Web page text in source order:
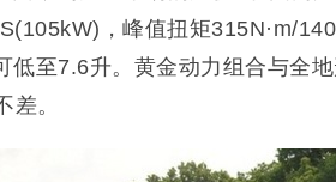
，峰值扭矩315N·m/
低至7.6升。黄金动力组合与全
差。